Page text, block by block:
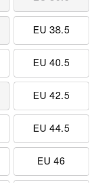
EU 38.5
EU 40.5
EU 42.5
EU 44.5
EU 46